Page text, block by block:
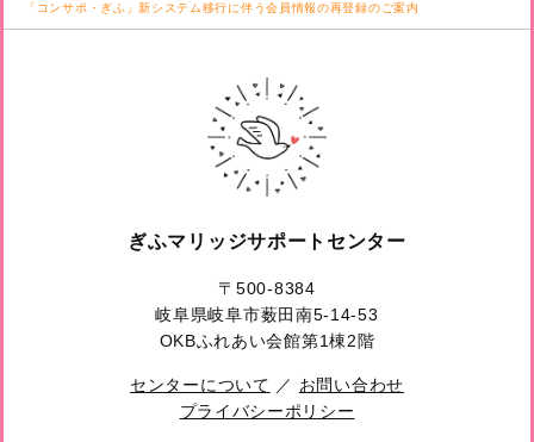
「コンサポ・ぎふ」新システム移行に伴う会員情報の再登録のご案内
ぎふマリッジサポートセンター
〒500-8384
岐阜県岐阜市薮田南5-14-53
OKBふれあい会館第1棟2階
センターについて ／ お問い合わせ
プライバシーポリシー